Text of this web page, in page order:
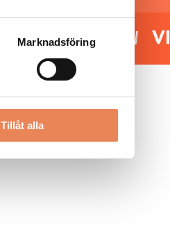
Marknadsföring
Tillåt alla